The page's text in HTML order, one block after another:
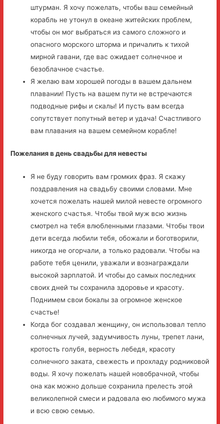
штурман. Я хочу пожелать, чтобы ваш семейный
корабль не утонул в океане житейских проблем,
чтобы он мог выбраться из самого сложного и
опасного морского шторма и причалить к тихой
мирной гавани, где вас ожидает солнечное и
безоблачное счастье.
Я желаю вам хорошей погоды в вашем дальнем
плавании! Пусть на вашем пути не встречаются
подводные рифы и скалы! И пусть вам всегда
сопутствует попутный ветер и удача! Счастливого
вам плавания на вашем семейном корабле!
Пожелания в день свадьбы для невесты
Я не буду говорить вам громких фраз. Я скажу
поздравления на свадьбу своими словами. Мне
хочется пожелать нашей милой невесте огромного
женского счастья. Чтобы твой муж всю жизнь
смотрел на тебя влюбленными глазами. Чтобы твои
дети всегда любили тебя, обожали и боготворили,
никогда не огорчали, а только радовали. Чтобы на
работе тебя ценили, уважали и вознаграждали
высокой зарплатой. И чтобы до самых последних
своих дней ты сохранила здоровье и красоту.
Поднимем свои бокалы за огромное женское
счастье!
Когда бог создавал женщину, он использовал тепло
солнечных лучей, задумчивость луны, трепет лани,
кротость голубя, верность лебедя, красоту
солнечного заката, свежесть и прохладу родниковой
воды. Я хочу пожелать нашей новобрачной, чтобы
она как можно дольше сохранила прелесть этой
великолепной смеси и радовала ею любимого мужа
и всю свою семью.